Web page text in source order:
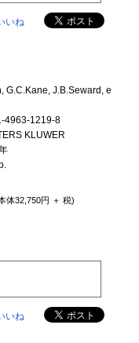
いね
G.C.Kane, J.B.Seward, e
4963-1219-8
KLUWER
体32,750円 ＋ 税)
いね